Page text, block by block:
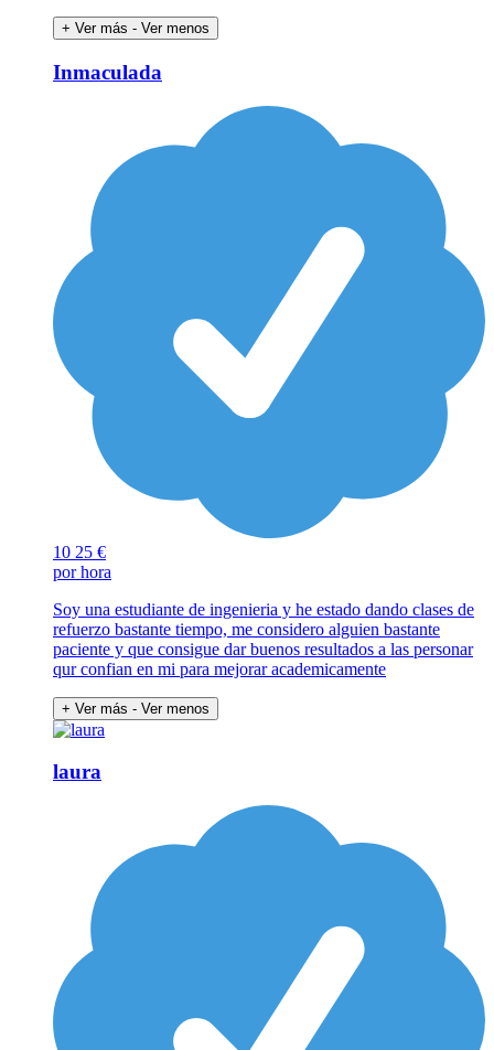
+ Ver más - Ver menos
Inmaculada
10 25 €
por hora
Soy una estudiante de ingenieria y he estado dando clases de
refuerzo bastante tiempo, me considero alguien bastante
paciente y que consigue dar buenos resultados a las personar
qur confian en mi para mejorar academicamente
+ Ver más - Ver menos
laura